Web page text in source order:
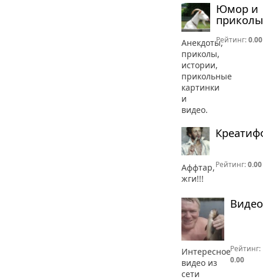
Юмор и
приколы
Анекдоты,
приколы,
истории,
прикольные
картинки
и
видео.
Рейтинг:0.00
Аффтар,
жги!!!
Рейтинг:0.00
Видео
Интересное
видео из
сети
Рейтинг:
0.00